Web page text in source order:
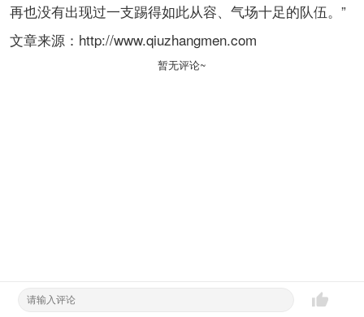
再也没有出现过一支踢得如此从容、气场十足的队伍。”
文章来源：http://www.qiuzhangmen.com
暂无评论~